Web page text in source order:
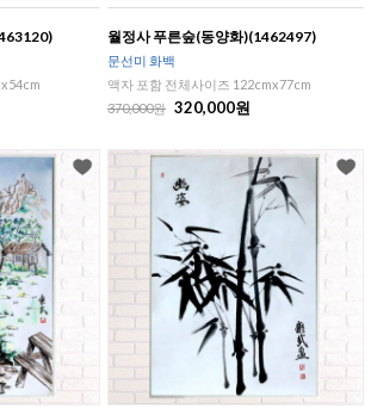
월정사 푸른숲(동양화)(1462497)
문선미 화백
액자 포함 전체사이즈 122cmx77cm
370,000원 320,000원